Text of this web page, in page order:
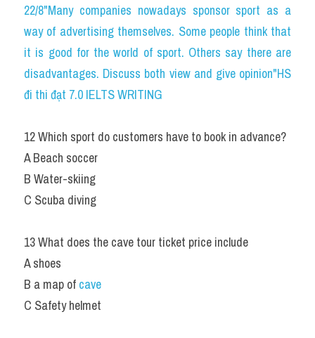
22/8"Many companies nowadays sponsor sport as a
way of advertising themselves. Some people think that
it is good for the world of sport. Others say there are
disadvantages. Discuss both view and give opinion"HS
đi thi đạt 7.0 IELTS WRITING
12 Which sport do customers have to book in advance?
A Beach soccer
B Water-skiing
C Scuba diving
13 What does the cave tour ticket price include
A shoes
B a map of cave
C Safety helmet